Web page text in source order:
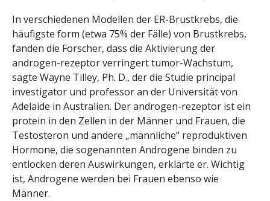
In verschiedenen Modellen der ER-Brustkrebs, die
häufigste form (etwa 75% der Fälle) von Brustkrebs,
fanden die Forscher, dass die Aktivierung der
androgen-rezeptor verringert tumor-Wachstum,
sagte Wayne Tilley, Ph. D., der die Studie principal
investigator und professor an der Universität von
Adelaide in Australien. Der androgen-rezeptor ist ein
protein in den Zellen in der Männer und Frauen, die
Testosteron und andere „männliche“ reproduktiven
Hormone, die sogenannten Androgene binden zu
entlocken deren Auswirkungen, erklärte er. Wichtig
ist, Androgene werden bei Frauen ebenso wie
Männer.